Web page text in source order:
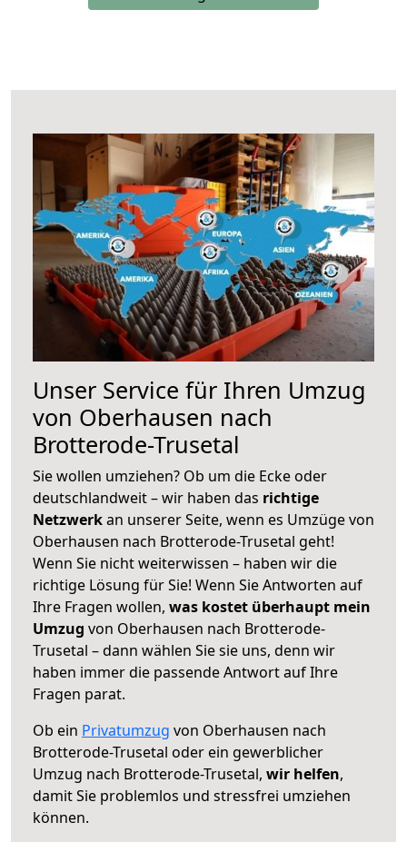
Unser Service für Ihren Umzug
von Oberhausen nach
Brotterode-Trusetal
Sie wollen umziehen? Ob um die Ecke oder
deutschlandweit – wir haben das richtige
Netzwerkan unserer Seite, wenn es Umzüge von
Oberhausen nach Brotterode-Trusetal geht!
Wenn Sie nicht weiterwissen – haben wir die
richtige Lösung für Sie! Wenn Sie Antworten auf
Ihre Fragen wollen, was kostet überhaupt mein
Umzug von Oberhausen nach Brotterode-
Trusetal – dann wählen Sie sie uns, denn wir
haben immer die passende Antwort auf Ihre
Fragen parat.
Ob ein Privatumzug von Oberhausen nach
Brotterode-Trusetal oder ein gewerblicher
Umzug nach Brotterode-Trusetal, wir helfen,
damit Sie problemlos und stressfrei umziehen
können.